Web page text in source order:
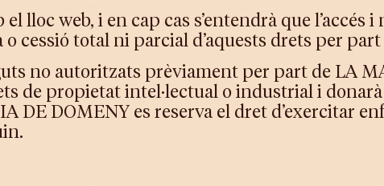
lloc web, i en cap cas s’entendrà que l’accés
cessió total ni parcial d’aquests drets per
no autoritzats prèviament per part de LA
de propietat intel·lectual o industrial i
DE DOMENY es reserva el dret d’exercitar